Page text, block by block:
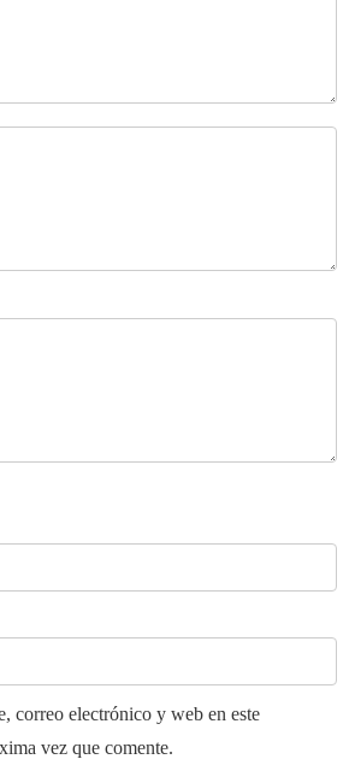
correo electrónico y web en este
vez que comente.